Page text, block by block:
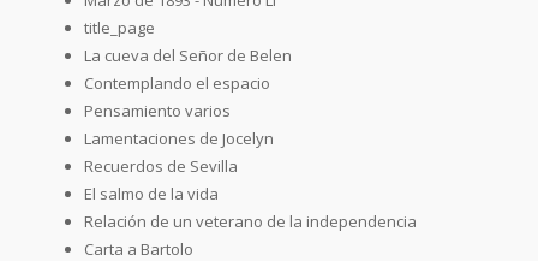
title_page
La cueva del Señor de Belen
Contemplando el espacio
Pensamiento varios
Lamentaciones de Jocelyn
Recuerdos de Sevilla
El salmo de la vida
Relación de un veterano de la independencia
Carta a Bartolo